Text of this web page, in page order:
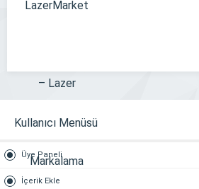
Kullanıcı Menüsü
Üye Paneli
İçerik Ekle